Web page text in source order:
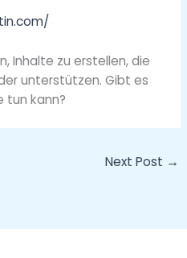
Inhalte zu erstellen, die
unterstützen. Gibt es
tun kann?
Next Post →